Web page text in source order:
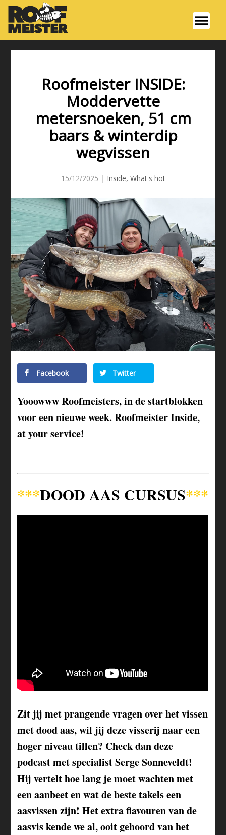
Roofmeister INSIDE:
Moddervette
metersnoeken, 51 cm
baars & winterdip
wegvissen
15/12/2025 | Inside, What's hot
Facebook Twitter
Yooowww Roofmeisters, in de startblokken
voor een nieuwe week. Roofmeister Inside,
at your service!
***DOOD AAS CURSUS***
Zit jij met prangende vragen over het vissen
met dood aas, wil jij deze visserij naar een
hoger niveau tillen? Check dan deze
podcast met specialist Serge Sonneveldt!
Hij vertelt hoe lang je moet wachten met
een aanbeet en wat de beste takels een
aasvissen zijn! Het extra flavouren van de
aasvis kende we al, ooit gehoord van het